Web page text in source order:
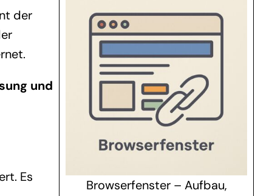
der
und
Es
Browserfenster – Aufbau,